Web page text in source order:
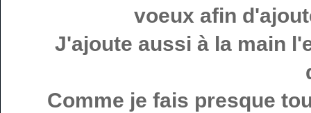
voeux afin
J'ajoute aussi à la main
Comme je fais presque